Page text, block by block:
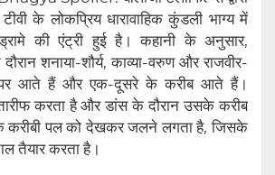
टीवी के लोकप्रिय धारावाहिक कुंडली भाग्य में
की एंट्री हुई है। कहानी के अनुसार,
शनाया-शौर्य, काव्या-वरुण और राजवीर-
पर आते हैं और एक-दूसरे के करीब आते हैं।
करता है और डांस के दौरान उसके करीब
करीबी पल को देखकर जलने लगता है, जिसके
तैयार करता है।